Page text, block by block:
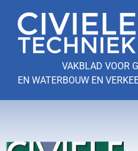
naar
inhoud
VAKBLAD VOOR
EN WATERBOUW EN